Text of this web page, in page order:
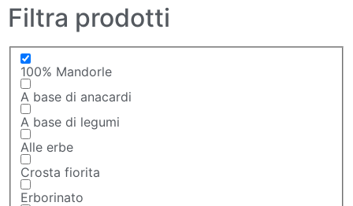
Filtra prodotti
100% Mandorle
A base di anacardi
A base di legumi
Alle erbe
Crosta fiorita
Erborinato